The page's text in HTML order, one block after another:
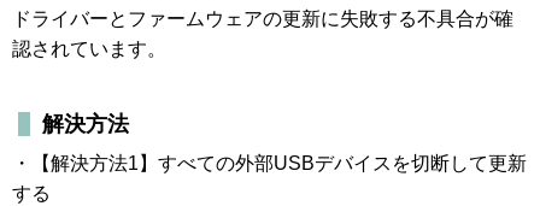
ドライバーとファームウェアの更新に失敗する不具合が確
認されています。
解決方法
・【解決方法1】すべての外部USBデバイスを切断して更新
する